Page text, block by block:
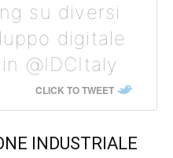
su diversi
digitale
@IDCItaly
CLICK TO TWEET
INDUSTRIALE